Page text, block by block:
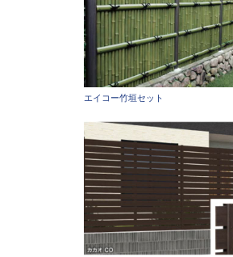
エイコー竹垣セット